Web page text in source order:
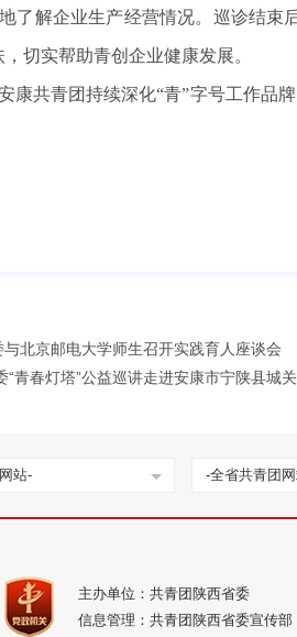
了解企业生产经营情况。巡诊结束
切实帮助青创企业健康发展。
康共青团持续深化“青”字号工作品
北京邮电大学师生召开实践育人座谈会
“青春灯塔”公益巡讲走进安康市宁陕县城
站- -全省共青团
主办单位：共青团陕西省委
信息管理：共青团陕西省委宣传部